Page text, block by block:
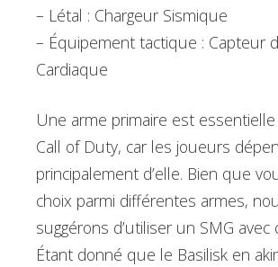
– Létal : Chargeur Sismique
– Équipement tactique : Capteur
Cardiaque
Une arme primaire est
Call of Duty, car les joueurs
principalement d’elle. Bien que
choix parmi différentes armes,
suggérons d’utiliser un SMG avec
Étant donné que le Basilisk en